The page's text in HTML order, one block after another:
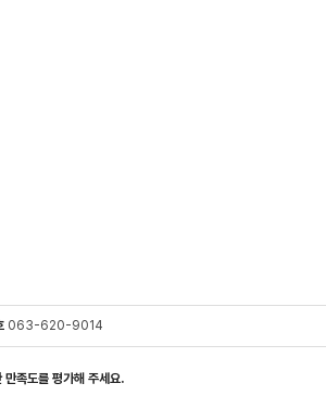
063-620-9014
만족도를 평가해 주세요.